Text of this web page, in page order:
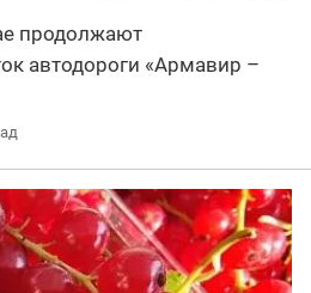
продолжают
автодороги «Армавир –